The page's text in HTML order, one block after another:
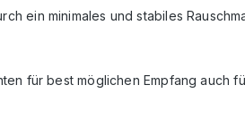
ein minimales und stabiles
für best möglichen Empfang